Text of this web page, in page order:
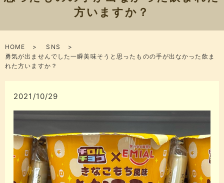
方いますか？
HOME
SNS
勇気が出ませんでした一瞬美味そう️と思ったものの手が出なかった飲ま
れた方いますか？
2021/10/29